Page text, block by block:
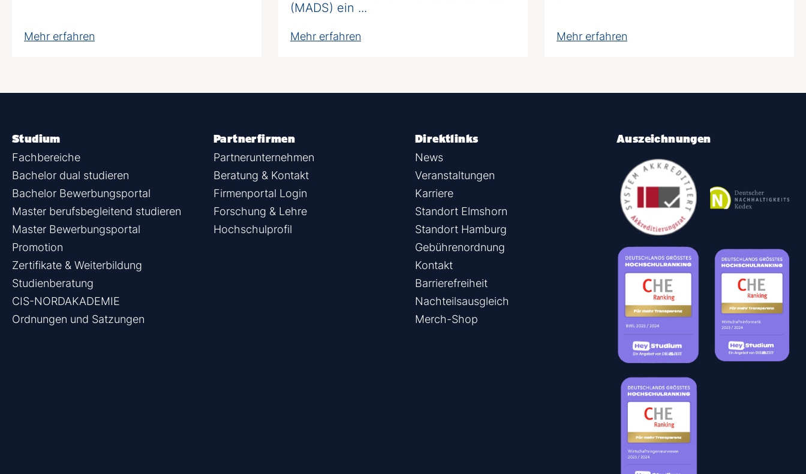
Mehr erfahren
(MADS) ein ...
Mehr erfahren Mehr erfahren
Studium
Fachbereiche
Bachelor dual studieren
Bachelor Bewerbungsportal
Master berufsbegleitend studieren
Master Bewerbungsportal
Promotion
Zertifikate & Weiterbildung
Studienberatung
CIS-NORDAKADEMIE
Ordnungen und Satzungen
Partnerfirmen
Partnerunternehmen
Beratung & Kontakt
Firmenportal Login
Forschung & Lehre
Hochschulprofil
Direktlinks
News
Veranstaltungen
Karriere
Standort Elmshorn
Standort Hamburg
Gebührenordnung
Kontakt
Barrierefreiheit
Nachteilsausgleich
Merch-Shop
Auszeichnungen